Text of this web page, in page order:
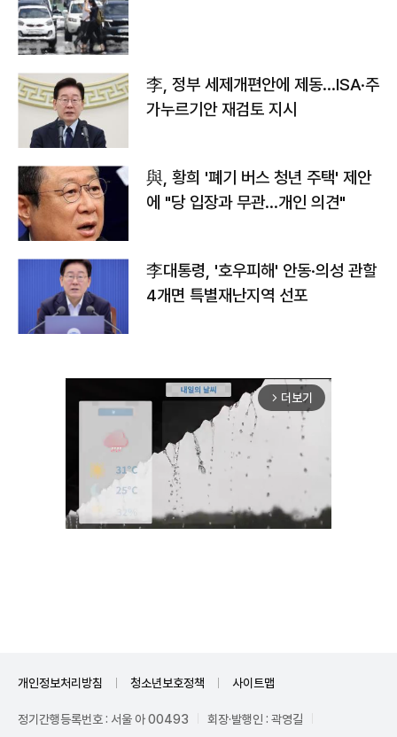
李, 정부 세제개편안에 제동…ISA·주
가누르기안 재검토 지시
與, 황희 '폐기 버스 청년 주택' 제안
에 "당 입장과 무관…개인 의견"
李대통령, '호우피해' 안동·의성 관할
4개면 특별재난지역 선포
arrow_forward_ios 더보기
개인정보처리방침 청소년보호정책 사이트맵
정기간행등록번호 : 서울 아 00493
회장·발행인 : 곽영길